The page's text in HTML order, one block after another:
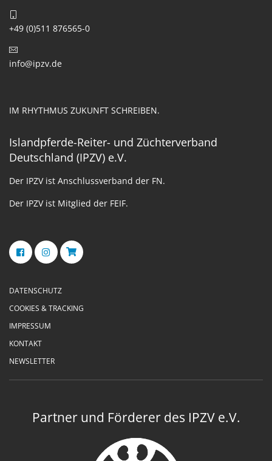
+49 (0)511 876565-0
info@ipzv.de
IM RHYTHMUS ZUKUNFT SCHREIBEN.
Islandpferde-Reiter- und Züchterverband
Deutschland (IPZV) e.V.
Der IPZV ist Anschlussverband der FN.
Der IPZV ist Mitglied der FEIF.
DATENSCHUTZ
COOKIES & TRACKING
IMPRESSUM
KONTAKT
NEWSLETTER
Partner und Förderer des IPZV e.V.